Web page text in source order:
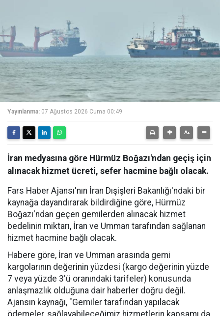
Yayınlanma: 07 Ağustos 2026 Cuma 00:49
İran medyasına göre Hürmüz Boğazı'ndan geçiş için
alınacak hizmet ücreti, sefer hacmine bağlı olacak.
Fars Haber Ajansı'nın İran Dışişleri Bakanlığı'ndaki bir
kaynağa dayandırarak bildirdiğine göre, Hürmüz
Boğazı'ndan geçen gemilerden alınacak hizmet
bedelinin miktarı, İran ve Umman tarafından sağlanan
hizmet hacmine bağlı olacak.
Habere göre, İran ve Umman arasında gemi
kargolarının değerinin yüzdesi (kargo değerinin yüzde
7 veya yüzde 3'ü oranındaki tarifeler) konusunda
anlaşmazlık olduğuna dair haberler doğru değil.
Ajansın kaynağı, "Gemiler tarafından yapılacak
ödemeler, sağlayabileceğimiz hizmetlerin kapsamı da